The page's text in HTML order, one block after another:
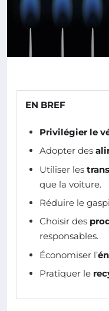
EN BREF
Privilégier le
Adopter des
Utiliser les
que la voiture.
Réduire le
Choisir des
responsables.
Économiser l’
Pratiquer le